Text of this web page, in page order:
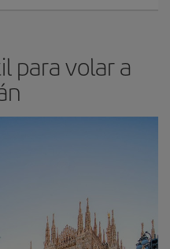
para volar a